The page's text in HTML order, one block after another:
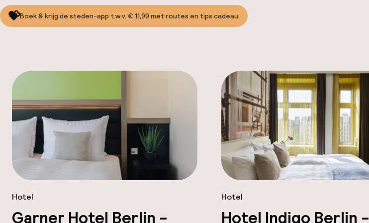
💝Boek & krijg de steden-app t.w.v. € 11,99 met routes en tips cadeau.
Hotel
Garner Hotel Berlin -
Hotel
Hotel Indigo Berlin -